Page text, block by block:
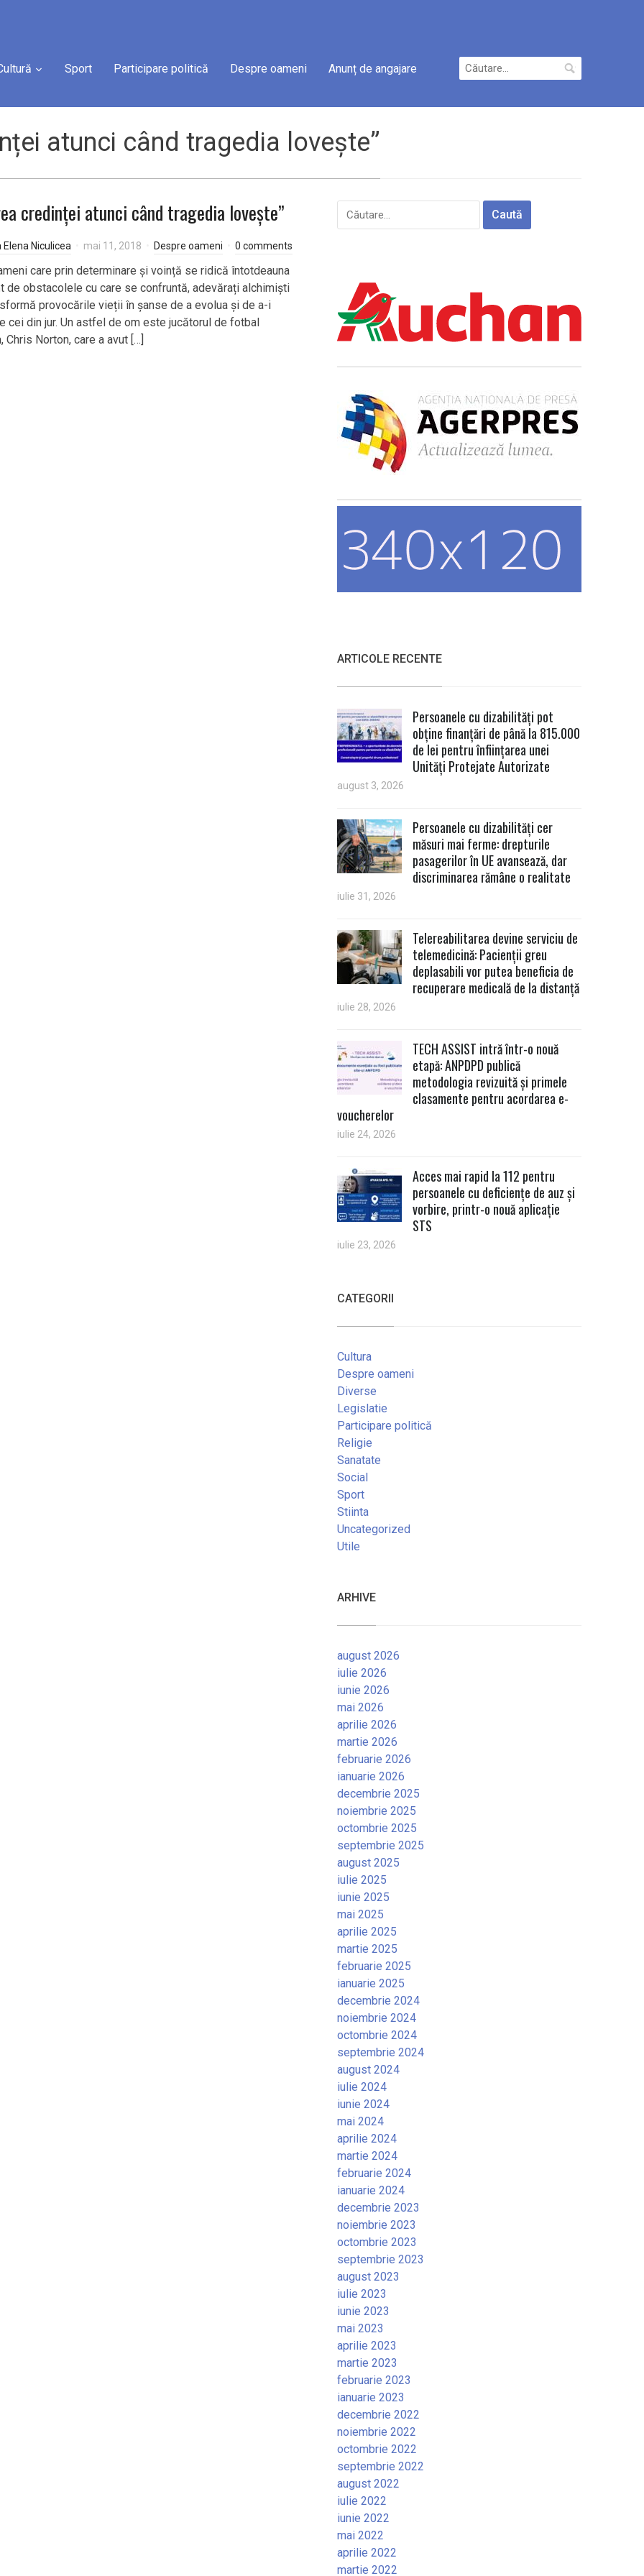
Sport Participare politică Despre oameni Anunț de angajare
Caută
după:
atunci când tragedia lovește”
credinței atunci când tragedia lovește”
Elena Niculicea mai 11, 2018 Despre oameni 0 comments
care prin determinare și voință se ridică întotdeauna
de obstacolele cu care se confruntă, adevărați alchimiști
provocările vieții în șanse de a evolua și de a-i
cei din jur. Un astfel de om este jucătorul de fotbal
Chris Norton, care a avut […]
Caută
după:
ARTICOLE RECENTE
Persoanele cu dizabilități pot
obține finanțări de până la 815.000
de lei pentru înființarea unei
Unități Protejate Autorizate
august 3, 2026
Persoanele cu dizabilități cer
măsuri mai ferme: drepturile
pasagerilor în UE avansează, dar
discriminarea rămâne o realitate
iulie 31, 2026
Telereabilitarea devine serviciu de
telemedicină: Pacienții greu
deplasabili vor putea beneficia de
recuperare medicală de la distanță
iulie 28, 2026
TECH ASSIST intră într-o nouă
etapă: ANPDPD publică
metodologia revizuită și primele
clasamente pentru acordarea e-
voucherelor
iulie 24, 2026
Acces mai rapid la 112 pentru
persoanele cu deficiențe de auz și
vorbire, printr-o nouă aplicație
STS
iulie 23, 2026
CATEGORII
Cultura
Despre oameni
Diverse
Legislatie
Participare politică
Religie
Sanatate
Social
Sport
Stiinta
Uncategorized
Utile
ARHIVE
august 2026
iulie 2026
iunie 2026
mai 2026
aprilie 2026
martie 2026
februarie 2026
ianuarie 2026
decembrie 2025
noiembrie 2025
octombrie 2025
septembrie 2025
august 2025
iulie 2025
iunie 2025
mai 2025
aprilie 2025
martie 2025
februarie 2025
ianuarie 2025
decembrie 2024
noiembrie 2024
octombrie 2024
septembrie 2024
august 2024
iulie 2024
iunie 2024
mai 2024
aprilie 2024
martie 2024
februarie 2024
ianuarie 2024
decembrie 2023
noiembrie 2023
octombrie 2023
septembrie 2023
august 2023
iulie 2023
iunie 2023
mai 2023
aprilie 2023
martie 2023
februarie 2023
ianuarie 2023
decembrie 2022
noiembrie 2022
octombrie 2022
septembrie 2022
august 2022
iulie 2022
iunie 2022
mai 2022
aprilie 2022
martie 2022